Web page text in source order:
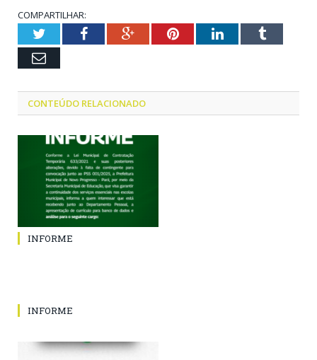
COMPARTILHAR:
TwitterFacebookGoogle+PinterestLinkedInTumblr
Email
CONTEÚDO RELACIONADO
INFORME
INFORME